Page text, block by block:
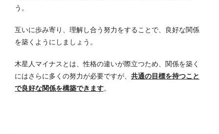
う。
互いに歩み寄り、理解し合う努力をすることで、良好な関係
を築くようにしましょう。
木星人マイナスとは、性格の違いが際立つため、関係を築く
にはさらに多くの努力が必要ですが、 共通の目標を持つこと
で良好な関係を構築できます。